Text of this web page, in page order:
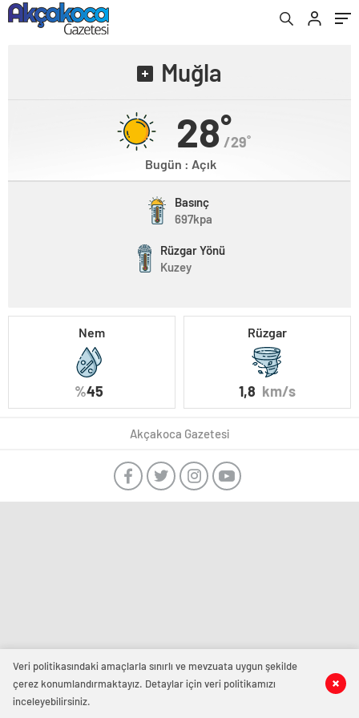
Muğla
28˚
/29˚
Bugün : Açık
Basınç
697kpa
Rüzgar Yönü
Kuzey
Nem
%45
Rüzgar
1,8 km/s
Akçakoca Gazetesi
Veri politikasındaki amaçlarla sınırlı ve mevzuata uygun şekilde
çerez konumlandırmaktayız. Detaylar için veri politikamızı
inceleyebilirsiniz.